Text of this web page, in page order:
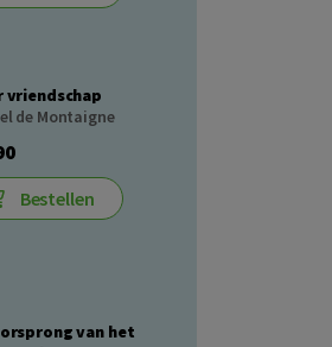
vriendschap
de Montaigne
Bestellen
van het